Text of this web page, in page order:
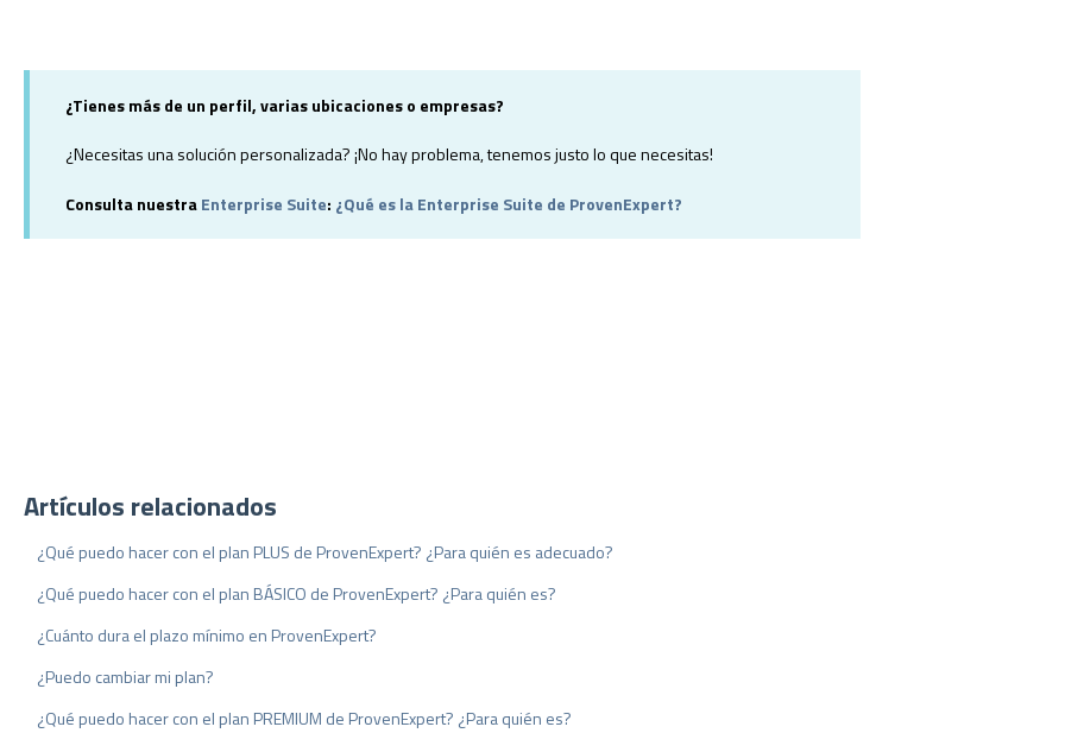
¿Tienes más de un perfil, varias ubicaciones o empresas?
¿Necesitas una solución personalizada? ¡No hay problema, tenemos justo lo que necesitas!
Consulta nuestraEnterprise Suite: ¿Qué es la Enterprise Suite de ProvenExpert?
Artículos relacionados
¿Qué puedo hacer con el plan PLUS de ProvenExpert? ¿Para quién es adecuado?
¿Qué puedo hacer con el plan BÁSICO de ProvenExpert? ¿Para quién es?
¿Cuánto dura el plazo mínimo en ProvenExpert?
¿Puedo cambiar mi plan?
¿Qué puedo hacer con el plan PREMIUM de ProvenExpert? ¿Para quién es?